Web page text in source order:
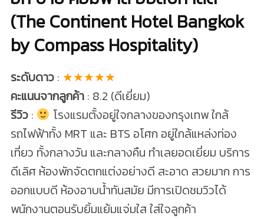
(The Continent Hotel Bangkok
by Compass Hospitality)
ระดับดาว: ★★★★★
คะแนนจากลูกค้า: 8.2 (ดีเยี่ยม)
รีวิว:
โรงแรมตั้งอยู่ใจกลางของกรุงเทพ ใกล้
รถไฟฟ้าทั้ง MRT และ BTS อโศก อยู่ใกล้แหล่งท่อง
เที่ยว ทั้งกลางวัน และกลางคืน ทำเลยอดเยี่ยม บริการ
ดีเลิศ ห้องพักจัดตกแต่งอย่างดี สะอาด สวยมาก การ
ออกแบบดี ห้องอาบน้ำทันสมัย มีการเปิดชมวิวได้
พนักงานตอนรับยิ้มแย้มแจ่มใส ใส่ใจลูกค้า